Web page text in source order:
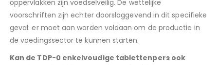
oppervlakken zijn voedselveilig. De wettelijke
voorschriften zijn echter doorslaggevend in dit specifieke
geval: er moet aan worden voldaan om de productie in
de voedingssector te kunnen starten.
Kan de TDP-0 enkelvoudige tablettenpers ook